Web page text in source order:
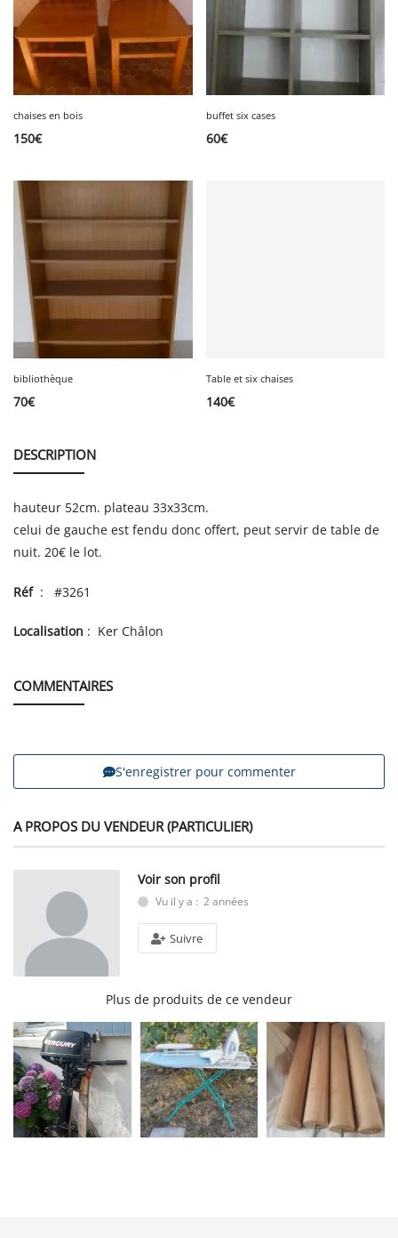
chaises en bois
150€
buffet six cases
60€
bibliothèque
70€
Table et six chaises
140€
DESCRIPTION
hauteur 52cm. plateau 33x33cm.
celui de gauche est fendu donc offert, peut servir de table de
nuit. 20€ le lot.
Réf: #3261
Localisation : Ker Châlon
COMMENTAIRES
S'enregistrer pour commenter
A PROPOS DU VENDEUR (PARTICULIER)
Voir son profil
Vu il y a : 2 années
Suivre
Plus de produits de ce vendeur